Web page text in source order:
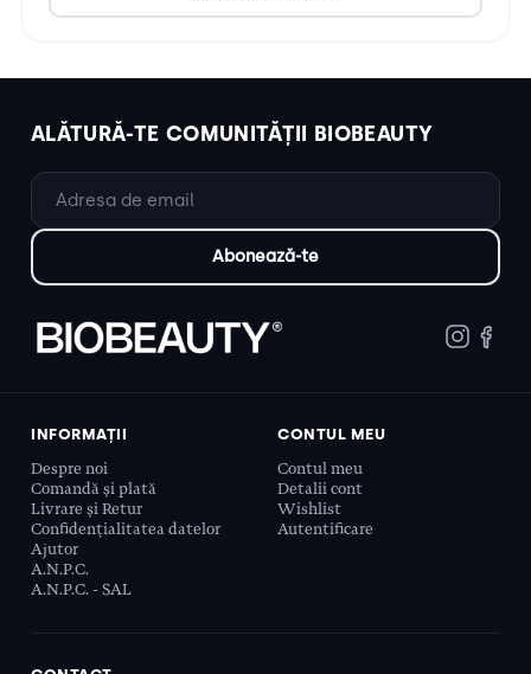
ALĂTURĂ-TE COMUNITĂȚII BIOBEAUTY
INFORMAȚII
Despre noi
Comandă și plată
Livrare și Retur
Confidențialitatea datelor
Ajutor
A.N.P.C.
A.N.P.C. - SAL
CONTUL MEU
Contul meu
Detalii cont
Wishlist
Autentificare